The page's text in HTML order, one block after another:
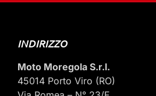
INDIRIZZO
Moto Moregola S.r.l.
45014 Porto Viro (RO)